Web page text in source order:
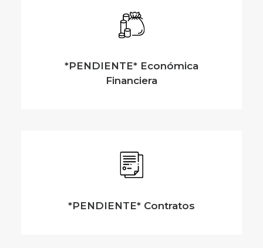
*PENDIENTE* Económica
Financiera
*PENDIENTE* Contratos